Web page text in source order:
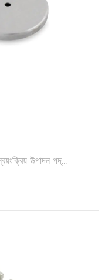
উত্পাদন পদ্...